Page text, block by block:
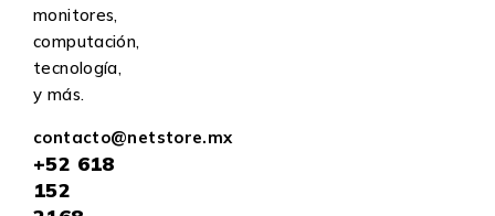
monitores,
computación,
tecnología,
y más.
contacto@netstore.mx
+52 618
152